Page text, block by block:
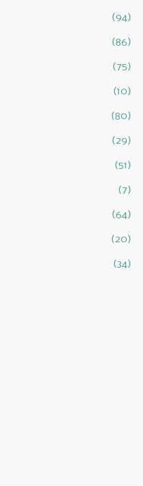
(94)
(86)
(75)
(10)
(80)
(29)
(51)
(7)
(64)
(20)
(34)